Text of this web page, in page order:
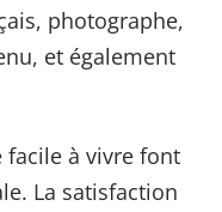
photographe,
et également
facile à vivre font
La satisfaction